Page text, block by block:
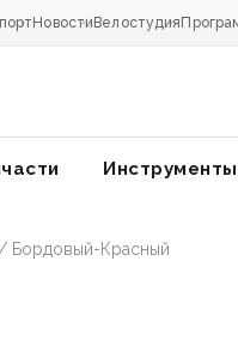
Новости Велостудия
Инструменты
/ Бордовый-Красный